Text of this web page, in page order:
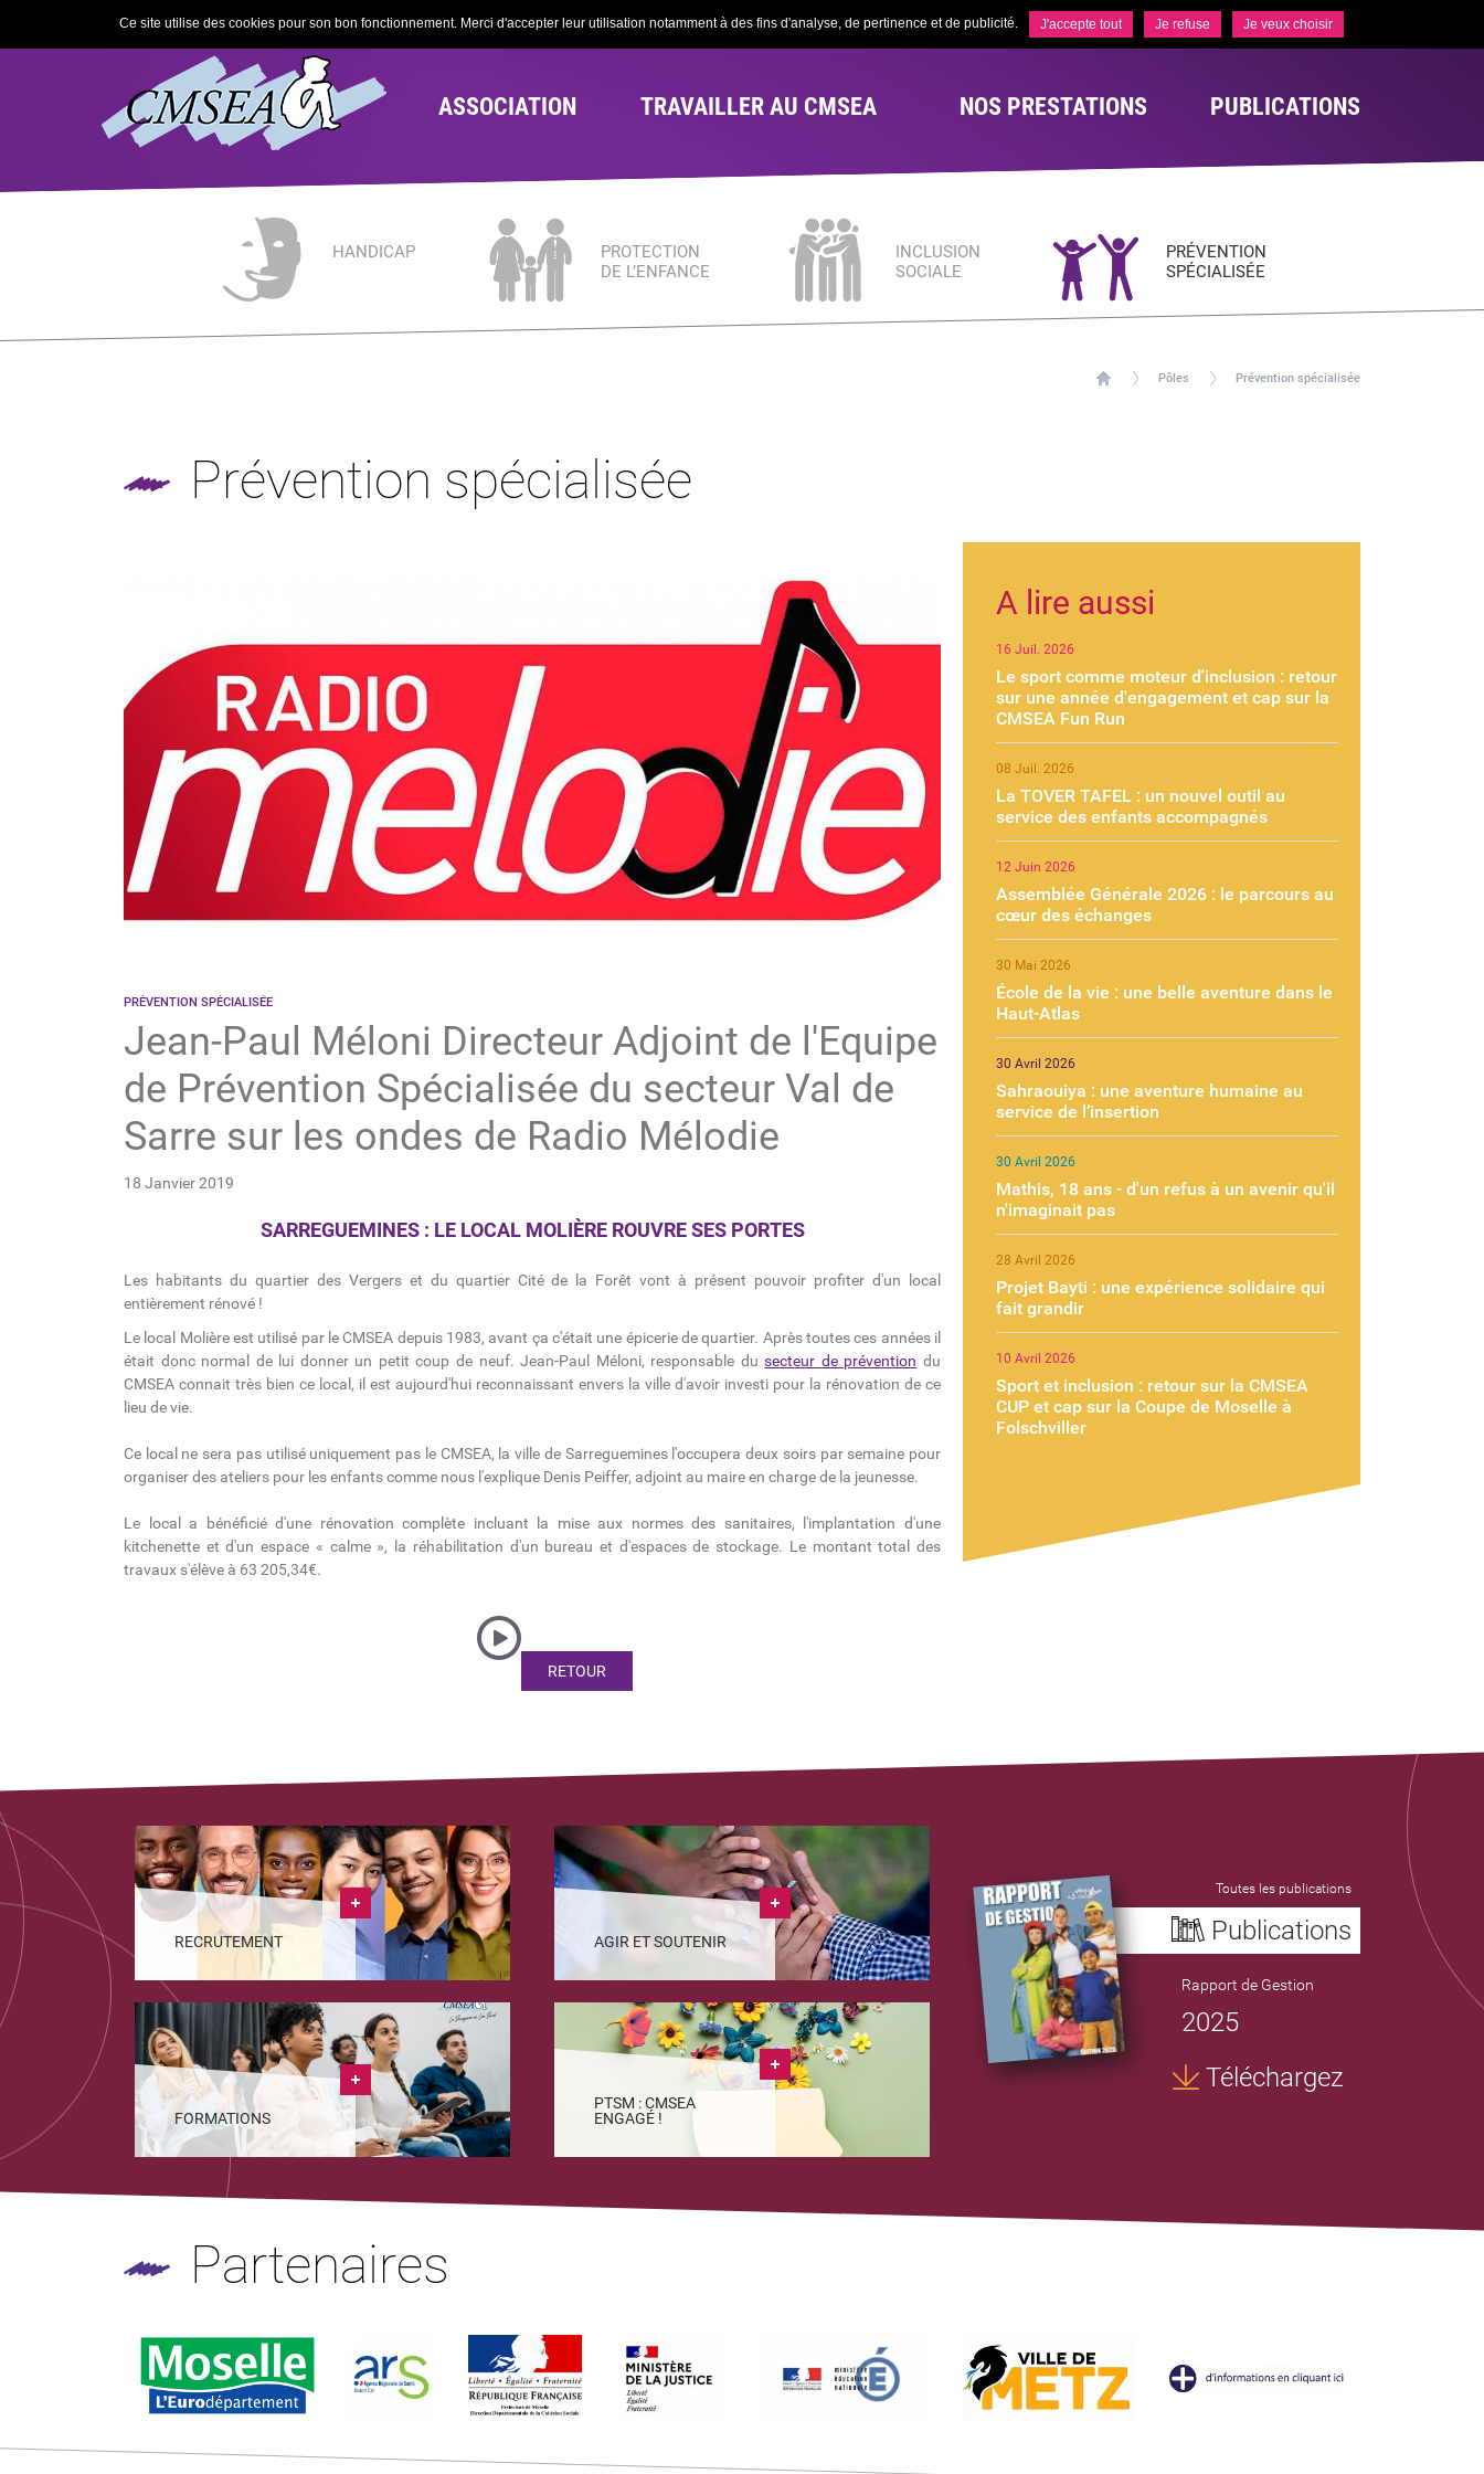
ASSOCIATION TRAVAILLER AU CMSEA NOS PRESTATIONS PUBLICATIONS
HANDICAP
PROTECTION
DE L’ENFANCE
INCLUSION
SOCIALE
PRÉVENTION
SPÉCIALISÉE
Pôles Prévention spécialisée
Prévention spécialisée
PRÉVENTION SPÉCIALISÉE
Jean-Paul Méloni Directeur Adjoint de l'Equipe
de Prévention Spécialisée du secteur Val de
Sarre sur les ondes de Radio Mélodie
18 Janvier 2019
SARREGUEMINES : LE LOCAL MOLIÈRE ROUVRE SES PORTES
Les habitants du quartier des Vergers et du quartier Cité de la Forêt vont à présent pouvoir profiter d'un local
entièrement rénové !
Le local Molière est utilisé par le CMSEA depuis 1983, avant ça c'était une épicerie de quartier. Après toutes ces années il
était donc normal de lui donner un petit coup de neuf. Jean-Paul Méloni, responsable dusecteur de prévention du
CMSEA connait très bien ce local, il est aujourd'hui reconnaissant envers la ville d'avoir investi pour la rénovation de ce
lieu de vie.
Ce local ne sera pas utilisé uniquement pas le CMSEA, la ville de Sarreguemines l'occupera deux soirs par semaine pour
organiser des ateliers pour les enfants comme nous l'explique Denis Peiffer, adjoint au maire en charge de la jeunesse.
Le local a bénéficié d'une rénovation complète incluant la mise aux normes des sanitaires, l'implantation d'une
kitchenette et d'un espace « calme », la réhabilitation d'un bureau et d'espaces de stockage. Le montant total des
travaux s'élève à 63 205,34€.
RETOUR
A lire aussi
16 Juil. 2026
Le sport comme moteur d'inclusion : retour
sur une année d'engagement et cap sur la
CMSEA Fun Run
08 Juil. 2026
La TOVER TAFEL : un nouvel outil au
service des enfants accompagnés
12 Juin 2026
Assemblée Générale 2026 : le parcours au
cœur des échanges
30 Mai 2026
École de la vie : une belle aventure dans le
Haut-Atlas
30 Avril 2026
Sahraouiya : une aventure humaine au
service de l’insertion
30 Avril 2026
Mathis, 18 ans - d'un refus à un avenir qu'il
n'imaginait pas
28 Avril 2026
Projet Bayti : une expérience solidaire qui
fait grandir
10 Avril 2026
Sport et inclusion : retour sur la CMSEA
CUP et cap sur la Coupe de Moselle à
Folschviller
RECRUTEMENT
FORMATIONS
AGIR ET SOUTENIR
PTSM : CMSEA
ENGAGÉ !
Toutes les publications
Publications
Rapport de Gestion
2025
Téléchargez
Partenaires
Ce site utilise des cookies pour son bon fonctionnement. Merci d'accepter leur utilisation notamment à des fins d'analyse, de pertinence et de publicité. J'accepte tout Je refuse Je veux choisir